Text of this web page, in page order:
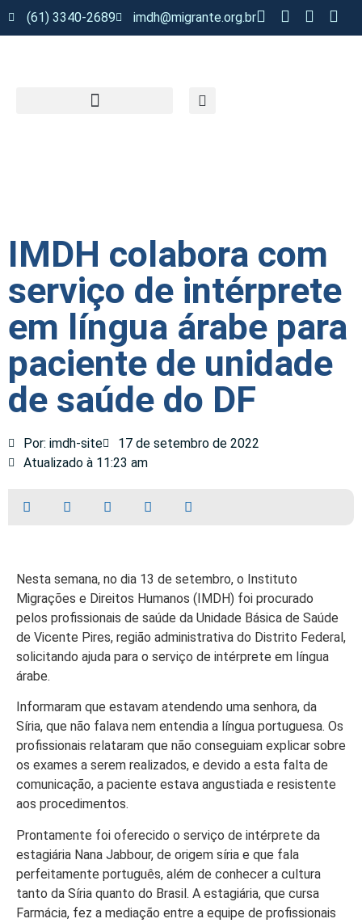
(61) 3340-2689 imdh@migrante.org.br
IMDH colabora com
serviço de intérprete
em língua árabe para
paciente de unidade
de saúde do DF
Por: imdh-site
17 de setembro de 2022
Atualizado à 11:23 am
Nesta semana, no dia 13 de setembro, o Instituto
Migrações e Direitos Humanos (IMDH) foi procurado
pelos profissionais de saúde da Unidade Básica de Saúde
de Vicente Pires, região administrativa do Distrito Federal,
solicitando ajuda para o serviço de intérprete em língua
árabe.
Informaram que estavam atendendo uma senhora, da
Síria, que não falava nem entendia a língua portuguesa. Os
profissionais relataram que não conseguiam explicar sobre
os exames a serem realizados, e devido a esta falta de
comunicação, a paciente estava angustiada e resistente
aos procedimentos.
Prontamente foi oferecido o serviço de intérprete da
estagiária Nana Jabbour, de origem síria e que fala
perfeitamente português, além de conhecer a cultura
tanto da Síria quanto do Brasil. A estagiária, que cursa
Farmácia, fez a mediação entre a equipe de profissionais